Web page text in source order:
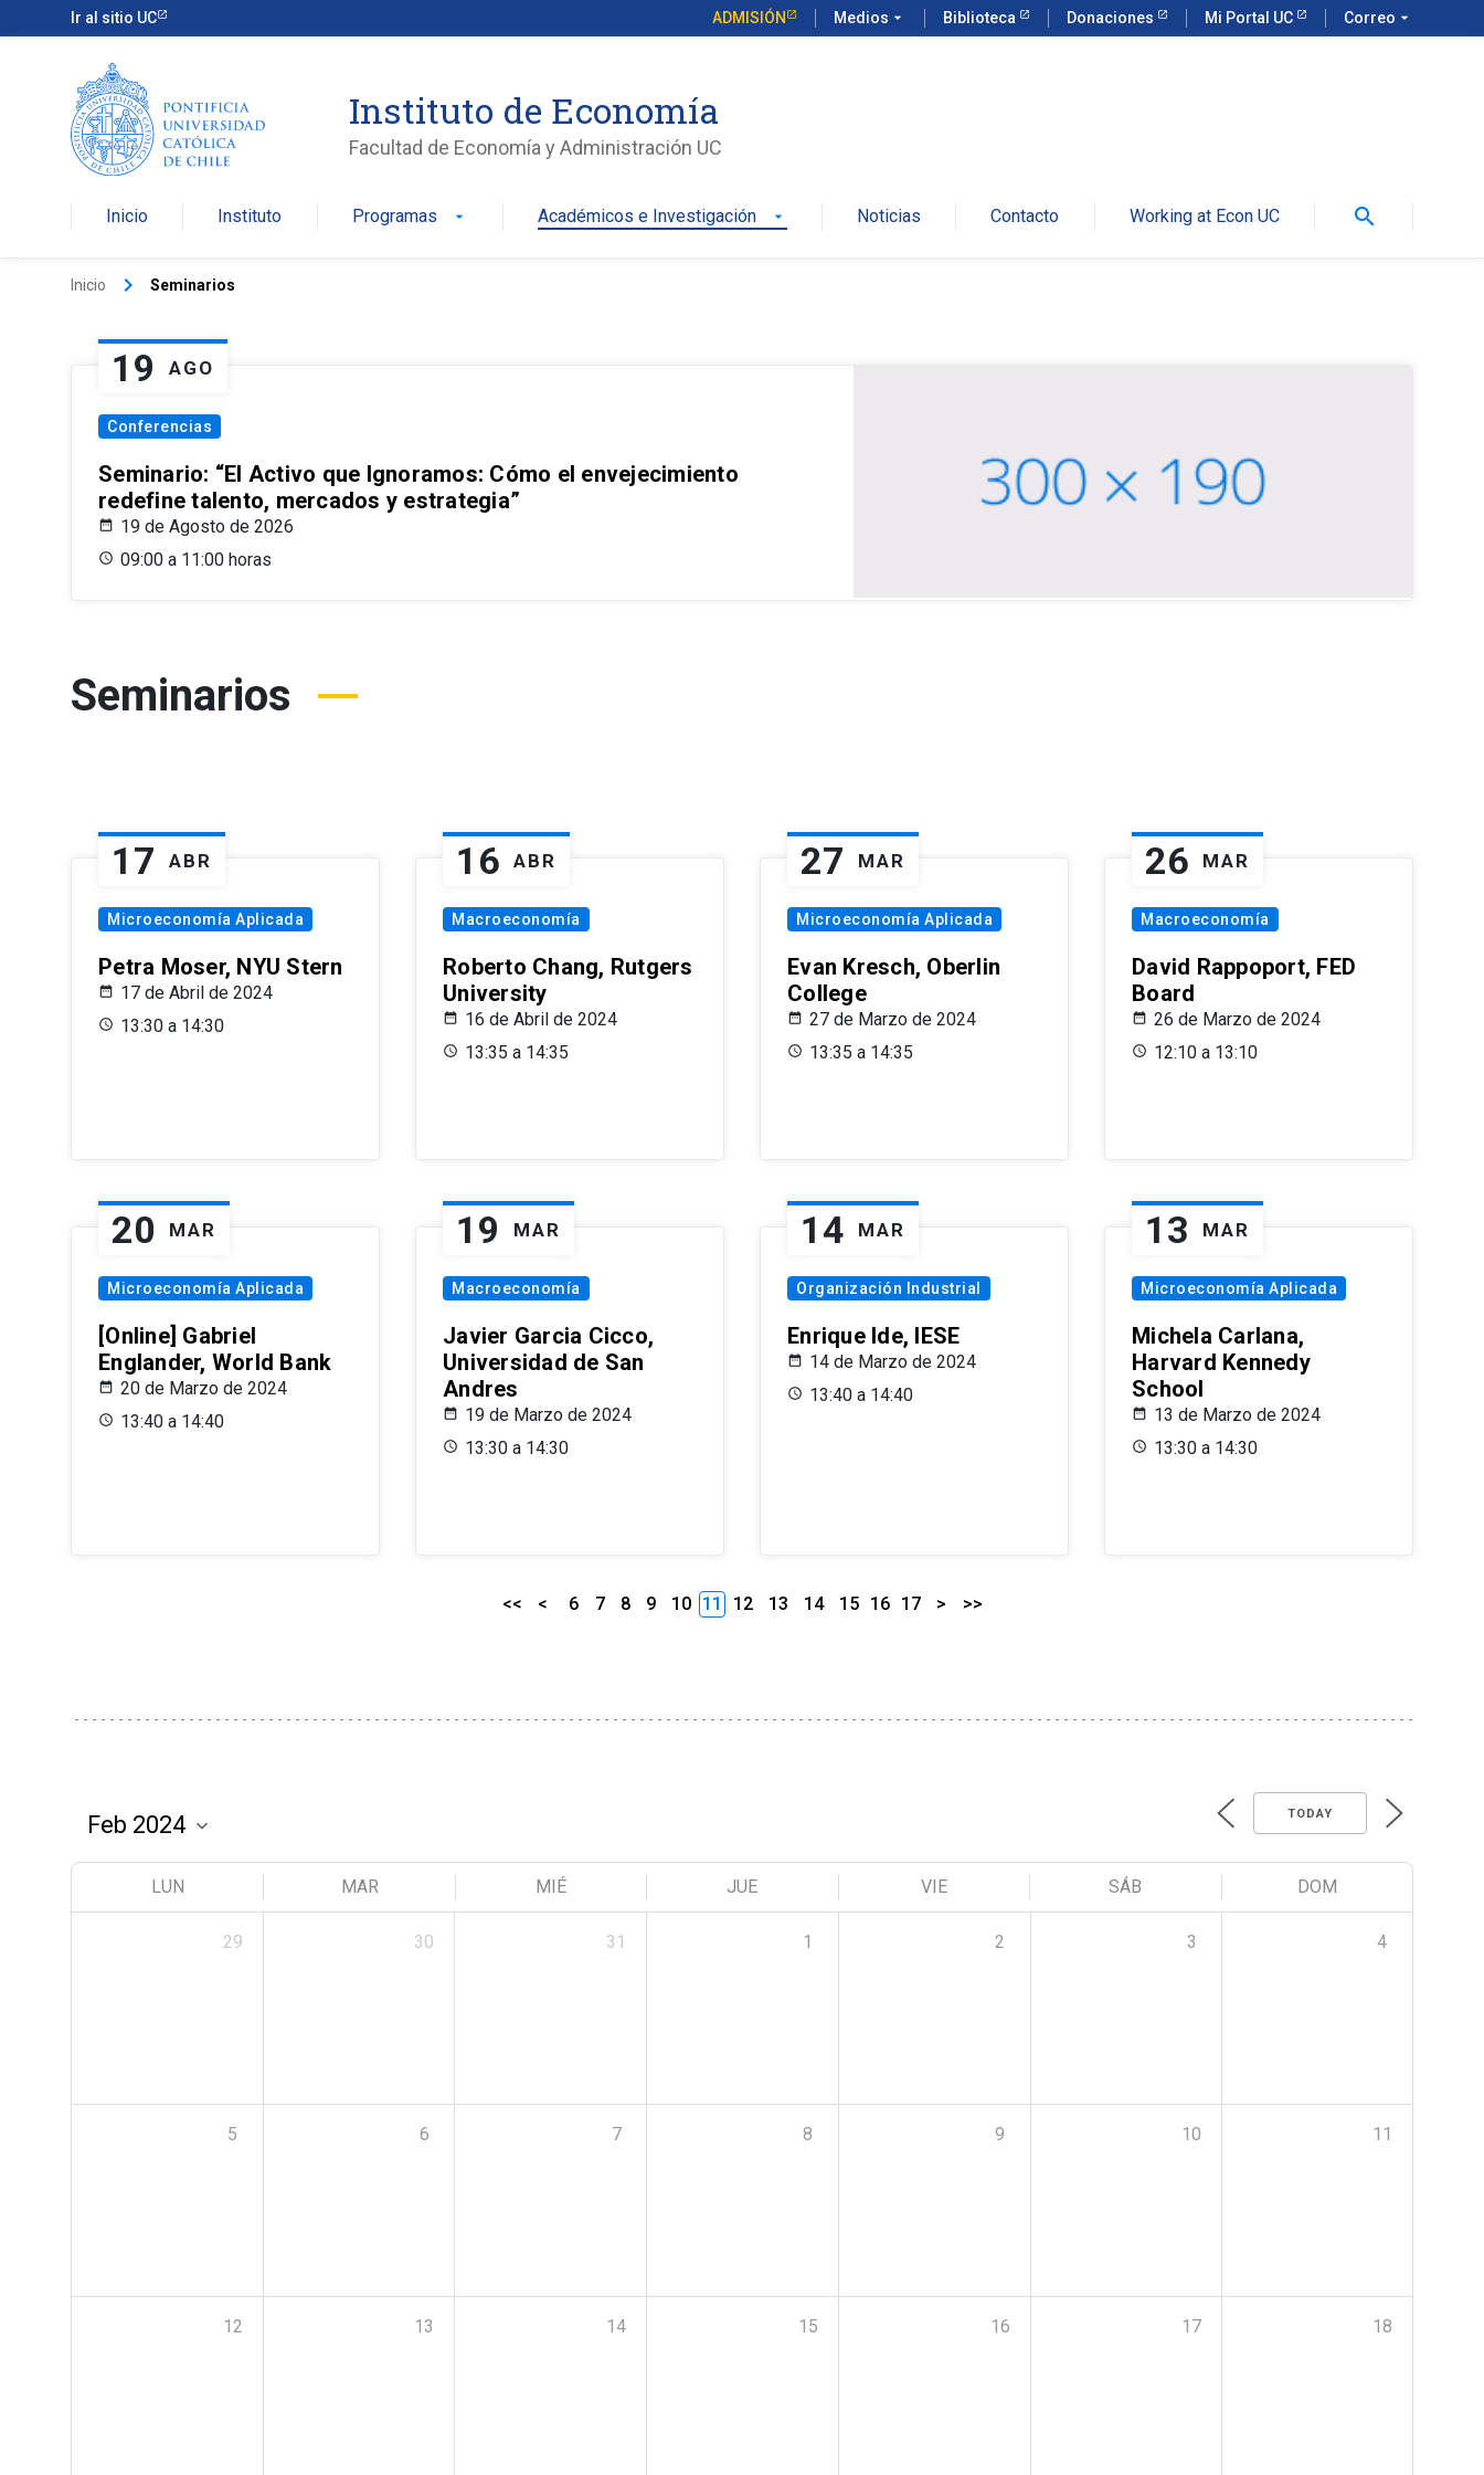
Ir al sitio UC ADMISIÓN Medios arrow_drop_down Biblioteca Donaciones Mi Portal UC Correo arrow_drop_down
Instituto de Economía
Facultad de Economía y Administración UC
Inicio Instituto Programas arrow_drop_down Académicos e Investigación arrow_drop_down Noticias Contacto Working at Econ UC search
Inicio keyboard_arrow_right Seminarios
19 AGO
Conferencias
Seminario: “El Activo que Ignoramos: Cómo el envejecimiento
redefine talento, mercados y estrategia”
19 de Agosto de 2026
09:00 a 11:00 horas
Seminarios
17 ABR
Microeconomía Aplicada
Petra Moser, NYU Stern
17 de Abril de 2024
13:30 a 14:30
16 ABR
Macroeconomía
Roberto Chang, Rutgers
University
16 de Abril de 2024
13:35 a 14:35
27 MAR
Microeconomía Aplicada
Evan Kresch, Oberlin
College
27 de Marzo de 2024
13:35 a 14:35
26 MAR
Macroeconomía
David Rappoport, FED
Board
26 de Marzo de 2024
12:10 a 13:10
20 MAR
Microeconomía Aplicada
[Online] Gabriel
Englander, World Bank
20 de Marzo de 2024
13:40 a 14:40
19 MAR
Macroeconomía
Javier Garcia Cicco,
Universidad de San
Andres
19 de Marzo de 2024
13:30 a 14:30
14 MAR
Organización Industrial
Enrique Ide, IESE
14 de Marzo de 2024
13:40 a 14:40
13 MAR
Microeconomía Aplicada
Michela Carlana,
Harvard Kennedy
School
13 de Marzo de 2024
13:30 a 14:30
<< < 6 7 8 9 10 11 12 13 14 15 16 17 > >>
TODAY
LUN MAR MIÉ JUE VIE SÁB DOM
29 30 31 1 2 3 4
5 6 7 8 9 10 11
12 13 14 15 16 17 18